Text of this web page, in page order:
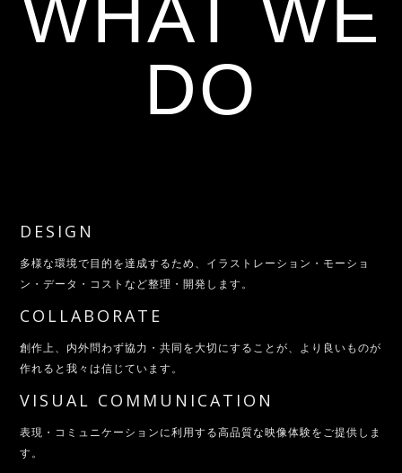
WHAT WE
DO
DESIGN
多様な環境で目的を達成するため、イラストレーション・モーショ
ン・データ・コストなど整理・開発します。
COLLABORATE
創作上、内外問わず協力・共同を大切にすることが、より良いものが
作れると我々は信じています。
VISUAL COMMUNICATION
表現・コミュニケーションに利用する高品質な映像体験をご提供しま
す。